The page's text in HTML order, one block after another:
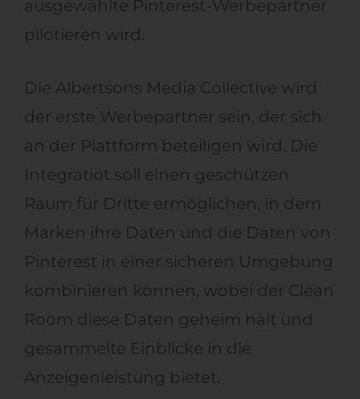
ausgewählte Pinterest-Werbepartner
pilotieren wird.
Die Albertsons Media Collective wird
der erste Werbepartner sein, der sich
an der Plattform beteiligen wird. Die
Integratiot soll einen geschützen
Raum für Dritte ermöglichen, in dem
Marken ihre Daten und die Daten von
Pinterest in einer sicheren Umgebung
kombinieren können, wobei der Clean
Room diese Daten geheim hält und
gesammelte Einblicke in die
Anzeigenleistung bietet.